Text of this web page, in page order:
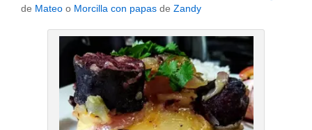
de Mateo o Morcilla con papas de Zandy